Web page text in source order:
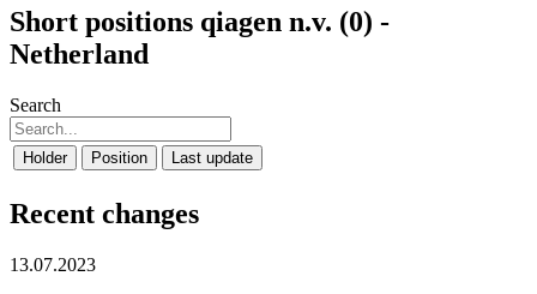
Short positions qiagen n.v. (0) -
Netherland
Search
Holder Position Last update
Recent changes
13.07.2023